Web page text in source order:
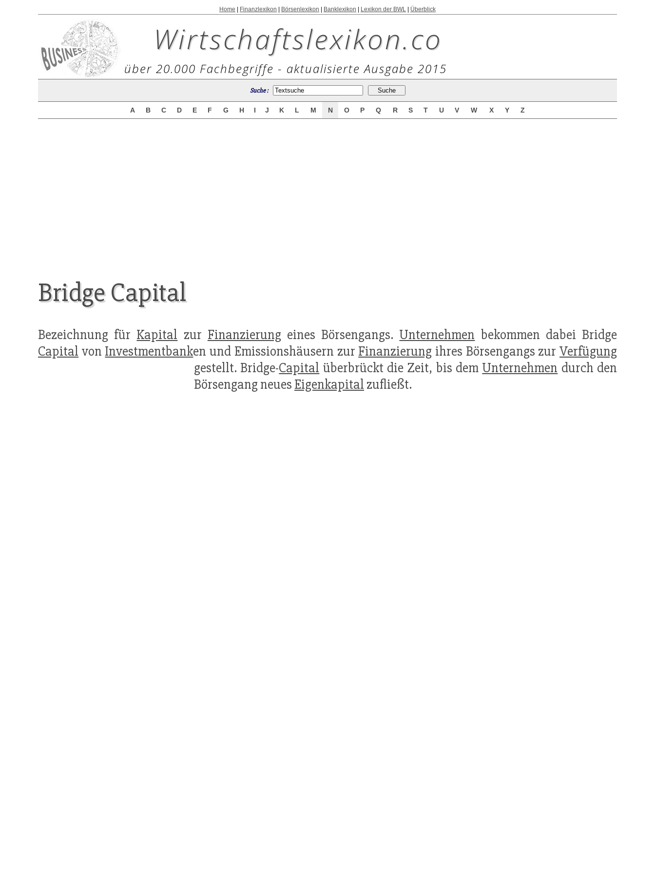
Home Finanzlexikon Börsenlexikon Banklexikon Lexikon der BWL Überblick
Wirtschaftslexikon.co
über 20.000 Fachbegriffe - aktualisierte Ausgabe 2015
Suche :
A B C D E F G H I J K L M N O P Q R S T U V W X Y Z
Bridge Capital
Bezeichnung für Kapital zur Finanzierungeines Börsengangs. Unternehmen bekommen dabei Bridge
Capital von Investmentbanken und Emissionshäusern zur Finanzierung ihres Börsengangs zurVerfügung
gestellt. Bridge-Capital überbrückt die Zeit, bis dem Unternehmen durch den
Börsengang neues Eigenkapital zufließt.